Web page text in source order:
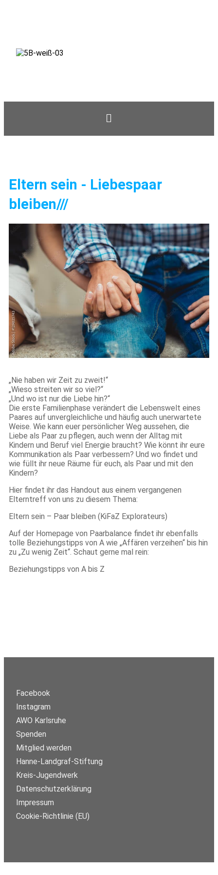
Eltern sein - Liebespaar
bleiben///
„Nie haben wir Zeit zu zweit!“
„Wieso streiten wir so viel?“
„Und wo ist nur die Liebe hin?“
Die erste Familienphase verändert die Lebenswelt eines
Paares auf unvergleichliche und häufig auch unerwartete
Weise. Wie kann euer persönlicher Weg aussehen, die
Liebe als Paar zu pflegen, auch wenn der Alltag mit
Kindern und Beruf viel Energie braucht? Wie könnt ihr eure
Kommunikation als Paar verbessern? Und wo findet und
wie füllt ihr neue Räume für euch, als Paar und mit den
Kindern?
Hier findet ihr das Handout aus einem vergangenen
Elterntreff von uns zu diesem Thema:
Eltern sein – Paar bleiben (KiFaZ Explorateurs)
Auf der Homepage von Paarbalance findet ihr ebenfalls
tolle Beziehungstipps von A wie „Affären verzeihen“ bis hin
zu „Zu wenig Zeit“. Schaut gerne mal rein:
Beziehungstipps von A bis Z
Facebook
Instagram
AWO Karlsruhe
Spenden
Mitglied werden
Hanne-Landgraf-Stiftung
Kreis-Jugendwerk
Datenschutzerklärung
Impressum
Cookie-Richtlinie (EU)